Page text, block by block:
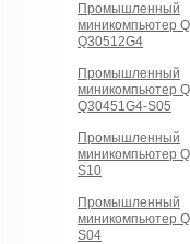
Промышленный
миникомпьютер
Q30512G4
Промышленный
миникомпьютер
Q30451G4-S05
Промышленный
миникомпьютер
S10
Промышленный
миникомпьютер
S04